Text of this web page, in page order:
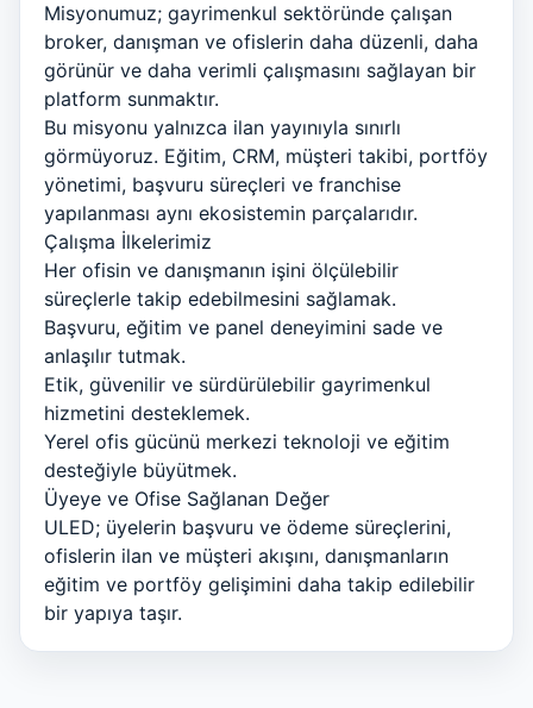
Misyonumuz; gayrimenkul sektöründe çalışan
broker, danışman ve ofislerin daha düzenli, daha
görünür ve daha verimli çalışmasını sağlayan bir
platform sunmaktır.
Bu misyonu yalnızca ilan yayınıyla sınırlı
görmüyoruz. Eğitim, CRM, müşteri takibi, portföy
yönetimi, başvuru süreçleri ve franchise
yapılanması aynı ekosistemin parçalarıdır.
Çalışma İlkelerimiz
Her ofisin ve danışmanın işini ölçülebilir
süreçlerle takip edebilmesini sağlamak.
Başvuru, eğitim ve panel deneyimini sade ve
anlaşılır tutmak.
Etik, güvenilir ve sürdürülebilir gayrimenkul
hizmetini desteklemek.
Yerel ofis gücünü merkezi teknoloji ve eğitim
desteğiyle büyütmek.
Üyeye ve Ofise Sağlanan Değer
ULED; üyelerin başvuru ve ödeme süreçlerini,
ofislerin ilan ve müşteri akışını, danışmanların
eğitim ve portföy gelişimini daha takip edilebilir
bir yapıya taşır.